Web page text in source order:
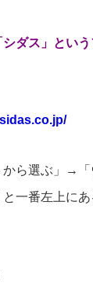
ダス」とい
から選ぶ」→「
一番左上にあ